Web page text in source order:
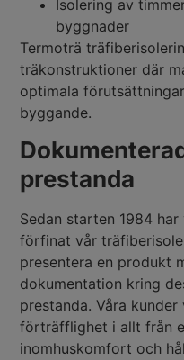
Isolering av
byggnader
Termoträ
träkonstruktioner där
optimala
byggande.
prestanda
Sedan starten 1984
förfinat vår
presentera en produkt
dokumentation kring
prestanda. Våra
förträfflighet i allt från
inomhuskomfort och